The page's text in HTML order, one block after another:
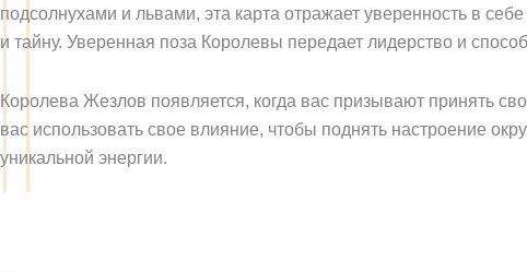
подсолнухами и львами, эта карта отражает уверенность в
и тайну. Уверенная поза Королевы передает лидерство и
Королева Жезлов появляется, когда вас призывают принять
вас использовать свое влияние, чтобы поднять настроение
уникальной энергии.